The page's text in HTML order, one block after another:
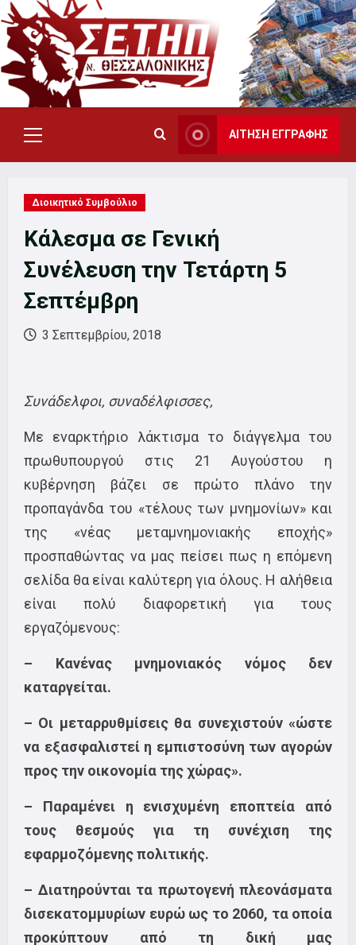
Skip
to
content
Primary
Menu
ΑΙΤΗΣΗ ΕΓΓΡΑΦΗΣ
Διοικητικό Συμβούλιο
Κάλεσμα σε Γενική
Συνέλευση την Τετάρτη 5
Σεπτέμβρη
3 Σεπτεμβρίου, 2018
Συνάδελφοι, συναδέλφισσες,
Με εναρκτήριο λάκτισμα το διάγγελμα του
πρωθυπουργού στις 21 Αυγούστου η
κυβέρνηση βάζει σε πρώτο πλάνο την
προπαγάνδα του «τέλους των μνημονίων» και
της «νέας μεταμνημονιακής εποχής»
προσπαθώντας να μας πείσει πως η επόμενη
σελίδα θα είναι καλύτερη για όλους. Η αλήθεια
είναι πολύ διαφορετική για τους
εργαζόμενους:
– Κανένας μνημονιακός νόμος δεν
καταργείται.
– Οι μεταρρυθμίσεις θα συνεχιστούν «ώστε
να εξασφαλιστεί η εμπιστοσύνη των αγορών
προς την οικονομία της χώρας».
– Παραμένει η ενισχυμένη εποπτεία από
τους θεσμούς για τη συνέχιση της
εφαρμοζόμενης πολιτικής.
– Διατηρούνται τα πρωτογενή πλεονάσματα
δισεκατομμυρίων ευρώ ως το 2060, τα οποία
προκύπτουν από τη δική μας